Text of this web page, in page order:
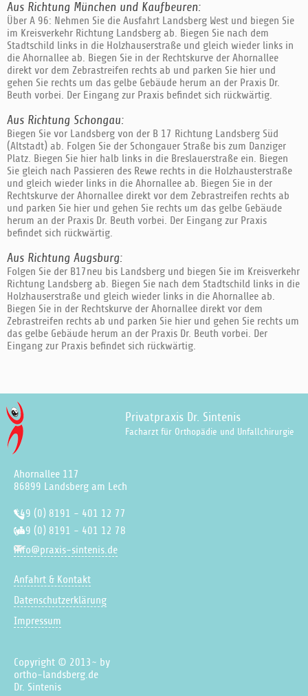
Aus Richtung München und Kaufbeuren:
Über A 96: Nehmen Sie die Ausfahrt Landsberg West und biegen Sie
im Kreisverkehr Richtung Landsberg ab. Biegen Sie nach dem
Stadtschild links in die Holzhauserstraße und gleich wieder links in
die Ahornallee ab. Biegen Sie in der Rechtskurve der Ahornallee
direkt vor dem Zebrastreifen rechts ab und parken Sie hier und
gehen Sie rechts um das gelbe Gebäude herum an der Praxis Dr.
Beuth vorbei. Der Eingang zur Praxis befindet sich rückwärtig.
Aus Richtung Schongau:
Biegen Sie vor Landsberg von der B 17 Richtung Landsberg Süd
(Altstadt) ab. Folgen Sie der Schongauer Straße bis zum Danziger
Platz. Biegen Sie hier halb links in die Breslauerstraße ein. Biegen
Sie gleich nach Passieren des Rewe rechts in die Holzhausterstraße
und gleich wieder links in die Ahornallee ab. Biegen Sie in der
Rechtskurve der Ahornallee direkt vor dem Zebrastreifen rechts ab
und parken Sie hier und gehen Sie rechts um das gelbe Gebäude
herum an der Praxis Dr. Beuth vorbei. Der Eingang zur Praxis
befindet sich rückwärtig.
Aus Richtung Augsburg:
Folgen Sie der B17neu bis Landsberg und biegen Sie im Kreisverkehr
Richtung Landsberg ab. Biegen Sie nach dem Stadtschild links in die
Holzhauserstraße und gleich wieder links in die Ahornallee ab.
Biegen Sie in der Rechtskurve der Ahornallee direkt vor dem
Zebrastreifen rechts ab und parken Sie hier und gehen Sie rechts um
das gelbe Gebäude herum an der Praxis Dr. Beuth vorbei. Der
Eingang zur Praxis befindet sich rückwärtig.
Privatpraxis Dr. Sintenis
Facharzt für Orthopädie und Unfallchirurgie
Ahornallee 117
86899 Landsberg am Lech
+49 (0) 8191 - 401 12 77
+49 (0) 8191 - 401 12 78
info@praxis-sintenis.de
Anfahrt & Kontakt
Datenschutzerklärung
Impressum
Copyright © 2013~ by
ortho-landsberg.de
Dr. Sintenis